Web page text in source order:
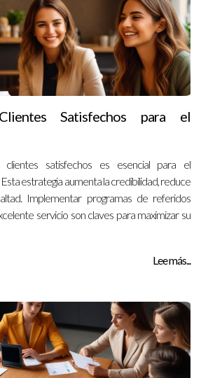
Satisfechos para el
satisfechos es esencial para el
estrategia aumenta la credibilidad, reduce
Implementar programas de referidos
servicio son claves para maximizar su
Lee más...